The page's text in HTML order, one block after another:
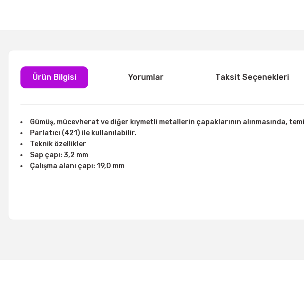
Ürün Bilgisi Yorumlar Taksit Seçenekleri
Gümüş, mücevherat ve diğer kıymetli metallerin çapaklarının alınmasında,
Parlatıcı (421) ile kullanılabilir.
Teknik özellikler
Sap çapı: 3,2 mm
Çalışma alanı çapı: 19,0 mm